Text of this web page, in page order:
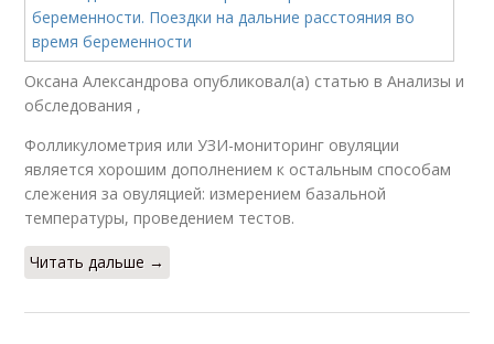
Оксана Александрова опубликовал(а) статью в Анализы и
обследования ,
Фолликулометрия или УЗИ-мониторинг овуляции
является хорошим дополнением к остальным способам
слежения за овуляцией: измерением базальной
температуры, проведением тестов.
Читать дальше →